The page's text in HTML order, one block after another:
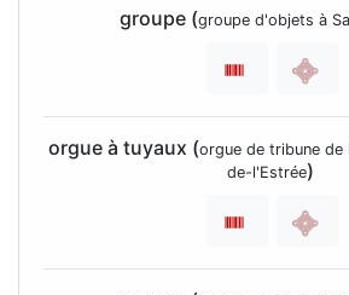
groupe (groupe d'objets à
orgue à tuyaux (orgue de tribune de
de-l'Estrée)